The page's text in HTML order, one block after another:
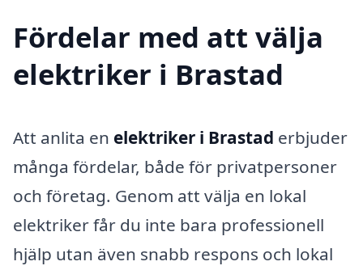
Fördelar med att välja
elektriker i Brastad
Att anlita en elektriker i Brastad erbjuder
många fördelar, både för privatpersoner
och företag. Genom att välja en lokal
elektriker får du inte bara professionell
hjälp utan även snabb respons och lokal